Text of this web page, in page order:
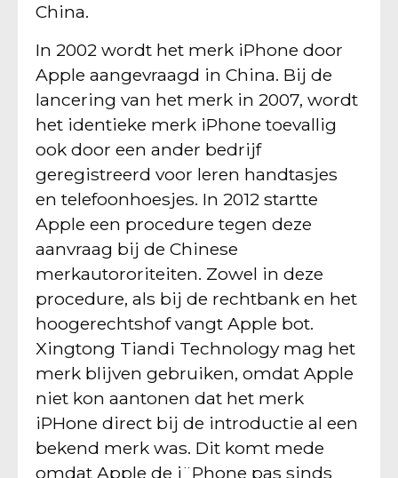
China.
In 2002 wordt het merk iPhone door
Apple aangevraagd in China. Bij de
lancering van het merk in 2007, wordt
het identieke merk iPhone toevallig
ook door een ander bedrijf
geregistreerd voor leren handtasjes
en telefoonhoesjes. In 2012 startte
Apple een procedure tegen deze
aanvraag bij de Chinese
merkautororiteiten. Zowel in deze
procedure, als bij de rechtbank en het
hoogerechtshof vangt Apple bot.
Xingtong Tiandi Technology mag het
merk blijven gebruiken, omdat Apple
niet kon aantonen dat het merk
iPHone direct bij de introductie al een
bekend merk was. Dit komt mede
omdat Apple de i¨Phone pas sinds